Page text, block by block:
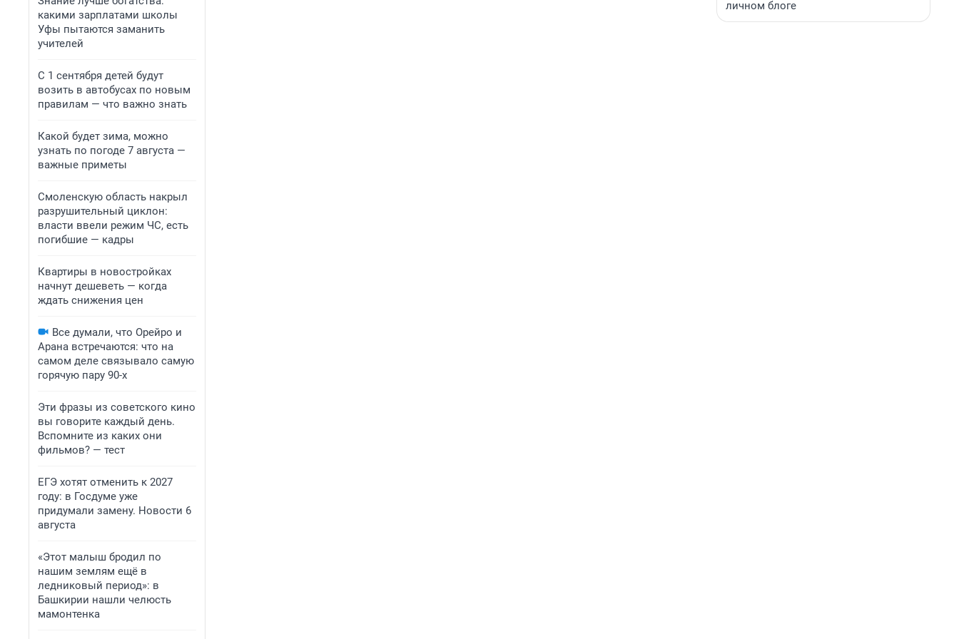
какими зарплатами школы
Уфы пытаются заманить
учителей
С 1 сентября детей будут
возить в автобусах по новым
правилам — что важно знать
Какой будет зима, можно
узнать по погоде 7 августа —
важные приметы
Смоленскую область накрыл
разрушительный циклон:
власти ввели режим ЧС, есть
погибшие — кадры
Квартиры в новостройках
начнут дешеветь — когда
ждать снижения цен
Все думали, что Орейро и
Арана встречаются: что на
самом деле связывало самую
горячую пару 90-х
Эти фразы из советского кино
вы говорите каждый день.
Вспомните из каких они
фильмов? — тест
ЕГЭ хотят отменить к 2027
году: в Госдуме уже
придумали замену. Новости 6
августа
«Этот малыш бродил по
нашим землям ещё в
ледниковый период»: в
Башкирии нашли челюсть
мамонтенка
личном блоге